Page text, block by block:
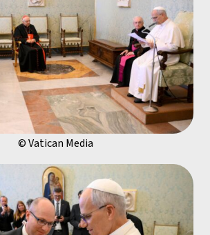
© Vatican Media